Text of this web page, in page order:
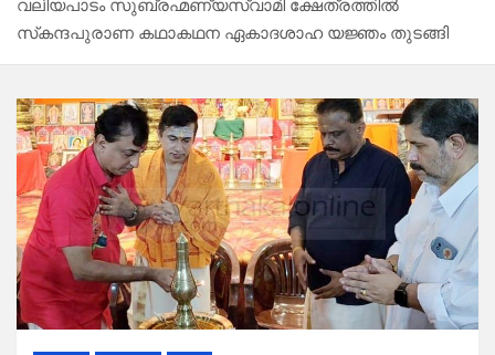
വലിയപാടം സുബ്രഹ്മണ്യസ്വാമി ക്ഷേത്രത്തിൽ
സ്‌കന്ദപുരാണ കഥാകഥന ഏകാദശാഹ യജ്ഞം തുടങ്ങി